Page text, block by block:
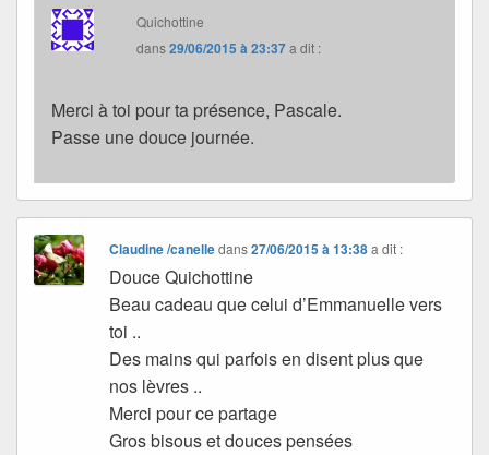
Quichottine
dans29/06/2015 à 23:37a dit :
Merci à toi pour ta présence, Pascale.
Passe une douce journée.
Claudine /canelledans27/06/2015 à 13:38 a dit :
Douce Quichottine
Beau cadeau que celui d’Emmanuelle vers
toi ..
Des mains qui parfois en disent plus que
nos lèvres ..
Merci pour ce partage
Gros bisous et douces pensées